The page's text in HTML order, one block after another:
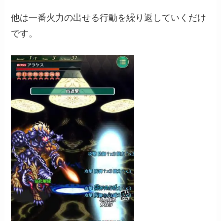
他は一番火力の出せる行動を繰り返していくだけ
です。